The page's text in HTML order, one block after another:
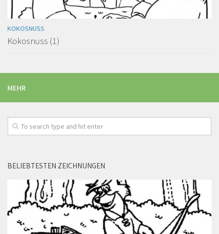
KOKOSNUSS
Kokosnuss (1)
MEHR
BELIEBTESTEN ZEICHNUNGEN